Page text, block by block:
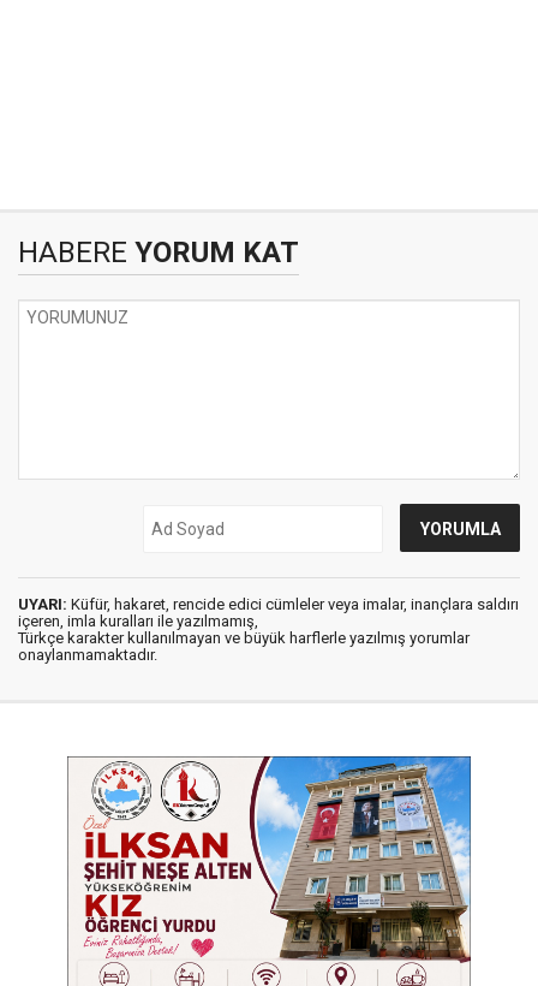
HABERE YORUM KAT
UYARI: Küfür, hakaret, rencide edici cümleler veya imalar, inançlara saldırı
içeren, imla kuralları ile yazılmamış,
Türkçe karakter kullanılmayan ve büyük harflerle yazılmış yorumlar
onaylanmamaktadır.